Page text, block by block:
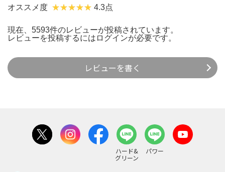
オススメ度 4.3点
現在、5593件のレビューが投稿されています。
レビューを投稿するには ログインが必要です。
レビューを書く
ハード&
グリーン
パワー